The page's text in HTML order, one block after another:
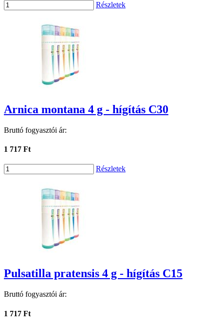
Részletek
Arnica montana 4 g - hígítás C30
Bruttó fogyasztói ár:
1 717 Ft
Részletek
Pulsatilla pratensis 4 g - hígítás C15
Bruttó fogyasztói ár:
1 717 Ft